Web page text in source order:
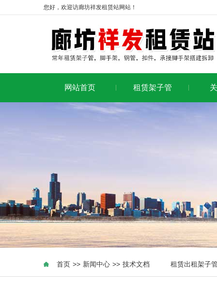
您好，欢迎访廊坊祥发租赁站网站！
网站首页 租赁架子管
首页 >> 新闻中心 >> 技术文档 租赁出租架子